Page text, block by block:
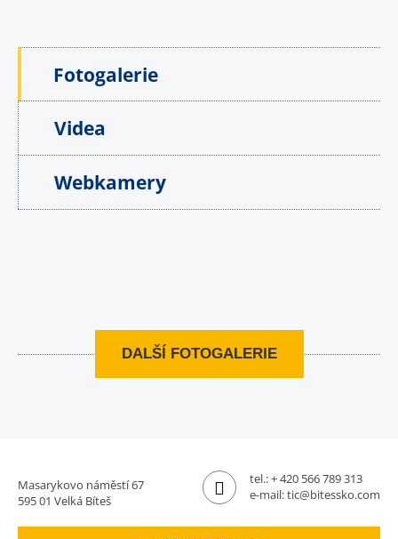
Fotogalerie
Videa
Webkamery
DALŠÍ FOTOGALERIE
Masarykovo náměstí 67
595 01 Velká Bíteš
tel.:+ 420 566 789 313
e-mail:tic@bitessko.com